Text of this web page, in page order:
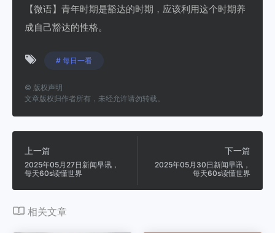
【微语】青年时期是豁达的时期，应该利用这个时期养
成自己豁达的性格。
# 每日一看
© 版权声明
文章版权归作者所有，未经允许请勿转载。
上一篇
2025年05月27日新闻早讯，
每天60s读懂世界
下一篇
2025年05月30日新闻早讯，
每天60s读懂世界
相关文章